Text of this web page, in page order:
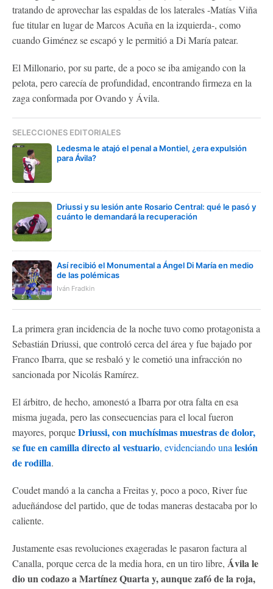
tratando de aprovechar las espaldas de los laterales -Matías Viña
fue titular en lugar de Marcos Acuña en la izquierda-, como
cuando Giménez se escapó y le permitió a Di María patear.
El Millonario, por su parte, de a poco se iba amigando con la
pelota, pero carecía de profundidad, encontrando firmeza en la
zaga conformada por Ovando y Ávila.
SELECCIONES EDITORIALES
Ledesma le atajó el penal a Montiel, ¿era expulsión
para Ávila?
Driussi y su lesión ante Rosario Central: qué le pasó y
cuánto le demandará la recuperación
Así recibió el Monumental a Ángel Di María en medio
de las polémicas
Iván Fradkin
La primera gran incidencia de la noche tuvo como protagonista a
Sebastián Driussi, que controló cerca del área y fue bajado por
Franco Ibarra, que se resbaló y le cometió una infracción no
sancionada por Nicolás Ramírez.
El árbitro, de hecho, amonestó a Ibarra por otra falta en esa
misma jugada, pero las consecuencias para el local fueron
mayores, porqueDriussi, con muchísimas muestras de dolor,
se fue en camilla directo al vestuario, evidenciando una lesión
de rodilla.
Coudet mandó a la cancha a Freitas y, poco a poco, River fue
adueñándose del partido, que de todas maneras destacaba por lo
caliente.
Justamente esas revoluciones exageradas le pasaron factura al
Canalla, porque cerca de la media hora, en un tiro libre, Ávila le
dio un codazo a Martínez Quarta y, aunque zafó de la roja,